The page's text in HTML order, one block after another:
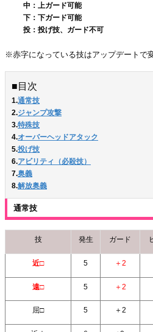
中：上ガード可能
下：下ガード可能
投：投げ技、ガード不可
※赤字になっている技はアップデートで
■目次
1.通常技
2.ジャンプ攻撃
3.特殊技
4.オーバーヘッドアタック
5.投げ技
6.アビリティ（必殺技）
7.奥義
8.解放奥義
通常技
技 発生 ガード
近□ 5 ＋2
遠□ 5 ＋2
屈□ 5 ＋2